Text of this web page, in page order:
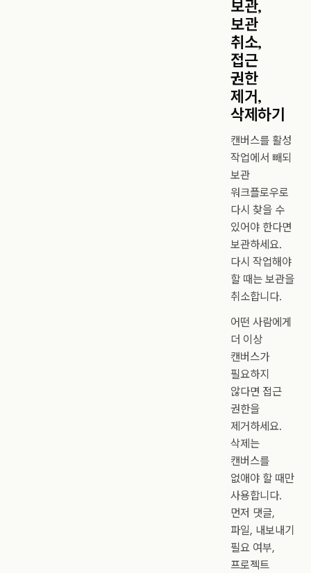
보관,
보관
취소,
접근
권한
제거,
삭제하기
캔버스를 활성
작업에서 빼되
보관
워크플로우로
다시 찾을 수
있어야 한다면
보관하세요.
다시 작업해야
할 때는 보관을
취소합니다.
어떤 사람에게
더 이상
캔버스가
필요하지
않다면 접근
권한을
제거하세요.
삭제는
캔버스를
없애야 할 때만
사용합니다.
먼저 댓글,
파일, 내보내기
필요 여부,
프로젝트